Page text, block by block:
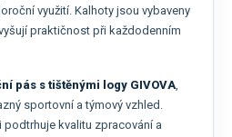
využití. Kalhoty jsou vybaveny
praktičnost při každodenním
pás s tištěnými logy GIVOVA,
sportovní a týmový vzhled.
podtrhuje kvalitu zpracování a